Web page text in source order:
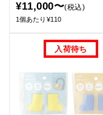
¥11,000〜(税込)
1個あたり¥110